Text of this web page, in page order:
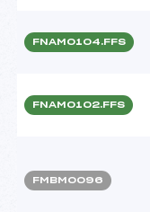
FNAM0104.FFS
FNAM0102.FFS
FMBM0096